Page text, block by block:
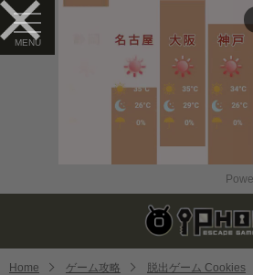
Home ゲーム攻略 脱出ゲーム Cookies